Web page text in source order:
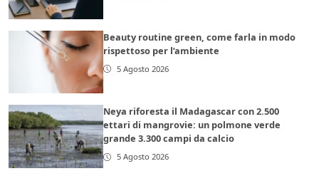
Beauty routine green, come farla in modo
rispettoso per l’ambiente
5 Agosto 2026
Neya riforesta il Madagascar con 2.500
ettari di mangrovie: un polmone verde
grande 3.300 campi da calcio
5 Agosto 2026